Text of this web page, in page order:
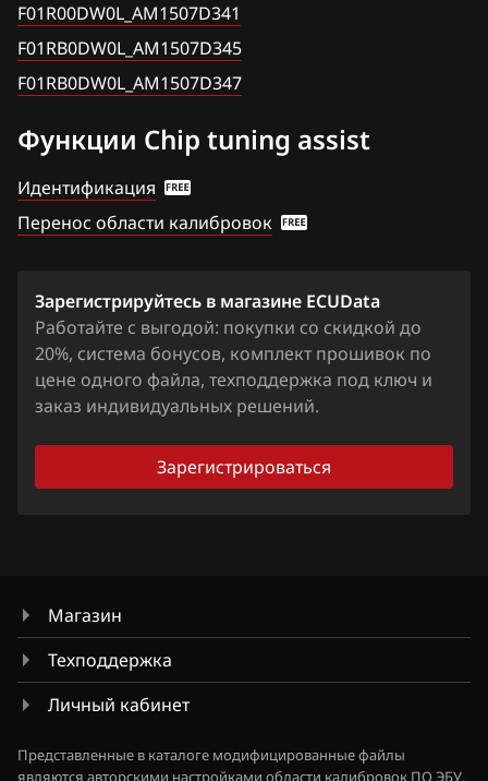
Brilliance
BYD
Changan
Chenglong
Chevrolet
Chrysler
Citroen
Dongfeng
Exeed
FAW
F01R00DW0L_AM1507D341
F01RB0DW0L_AM1507D345
F01RB0DW0L_AM1507D347
Функции Chip tuning assist
Идентификация
Перенос области калибровок
Зарегистрируйтесь в магазине ECUData
Работайте с выгодой: покупки со скидкой до
20%, система бонусов, комплект прошивок по
цене одного файла, техподдержка под ключ и
заказ индивидуальных решений.
Зарегистрироваться
Магазин
Техподдержка
Личный кабинет
Представленные в каталоге модифицированные файлы
являются авторскими настройками области калибровок ПО ЭБУ.